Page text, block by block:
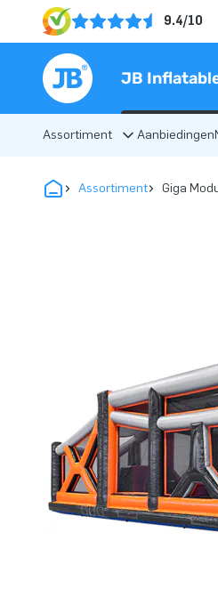
9.4/10
JB
Assortiment Aanbiedingen
Assortiment Giga